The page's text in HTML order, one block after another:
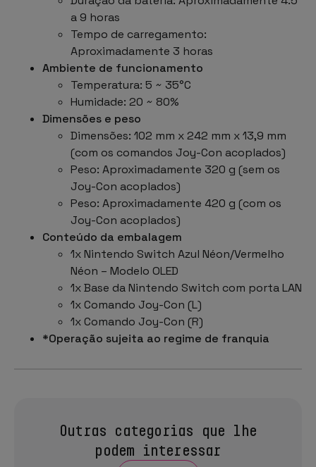
a 9 horas
Tempo de carregamento:
Aproximadamente 3 horas
Ambiente de funcionamento
Temperatura: 5 ~ 35°C
Humidade: 20 ~ 80%
Dimensões e peso
Dimensões: 102 mm x 242 mm x 13,9 mm
(com os comandos Joy-Con acoplados)
Peso: Aproximadamente 320 g (sem os
Joy-Con acoplados)
Peso: Aproximadamente 420 g (com os
Joy-Con acoplados)
Conteúdo da embalagem
1x Nintendo Switch Azul Néon/Vermelho
Néon – Modelo OLED
1x Base da Nintendo Switch com porta LAN
1x Comando Joy-Con (L)
1x Comando Joy-Con (R)
*Operação sujeita ao regime de franquia
Outras categorias que lhe
podem interessar